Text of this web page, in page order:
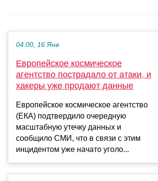
04:00, 16 Янв
Европейское космическое
агентство пострадало от атаки, и
хакеры уже продают данные
Европейское космическое агентство
(ЕКА) подтвердило очередную
масштабную утечку данных и
сообщило СМИ, что в связи с этим
инцидентом уже начато уголо...